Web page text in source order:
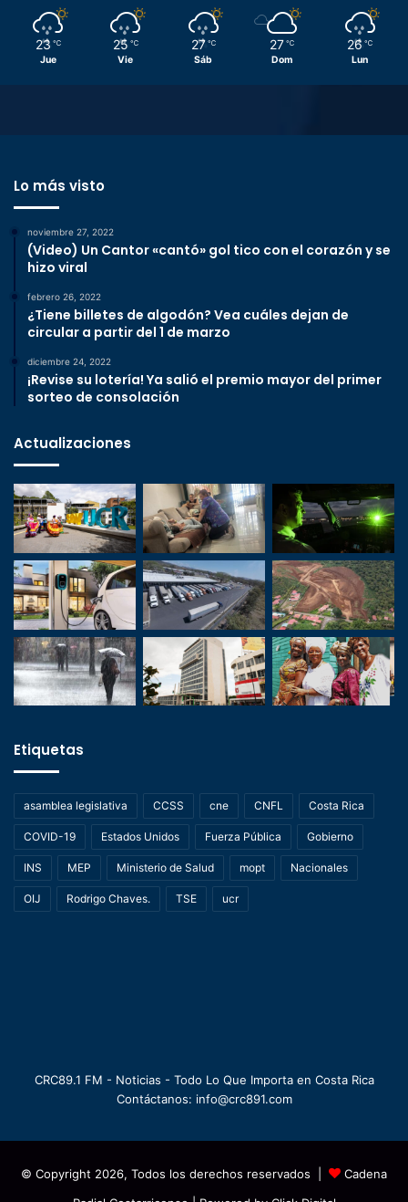
23 ℃
Jue
25 ℃
Vie
27 ℃
Sáb
27 ℃
Dom
26 ℃
Lun
Lo más visto
noviembre 27, 2022
(Video) Un Cantor «cantó» gol tico con el corazón y se
hizo viral
febrero 26, 2022
¿Tiene billetes de algodón? Vea cuáles dejan de
circular a partir del 1 de marzo
diciembre 24, 2022
¡Revise su lotería! Ya salió el premio mayor del primer
sorteo de consolación
Actualizaciones
Etiquetas
asamblea legislativa CCSS cne CNFL Costa Rica
COVID-19 Estados Unidos Fuerza Pública Gobierno
INS MEP Ministerio de Salud mopt Nacionales
OIJ Rodrigo Chaves. TSE ucr
CRC89.1 FM - Noticias - Todo Lo Que Importa en Costa Rica
Contáctanos: info@crc891.com
© Copyright 2026, Todos los derechos reservados |
Cadena